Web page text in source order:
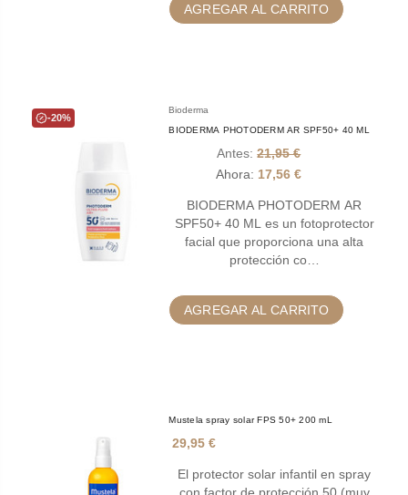
AGREGAR AL CARRITO
-20%
Bioderma
BIODERMA PHOTODERM AR SPF50+ 40 ML
Antes: 21,95 €
Ahora: 17,56 €
BIODERMA PHOTODERM AR
SPF50+ 40 ML es un fotoprotector
facial que proporciona una alta
protección co…
AGREGAR AL CARRITO
Mustela spray solar FPS 50+ 200 mL
29,95 €
El protector solar infantil en spray
con factor de protección 50 (muy